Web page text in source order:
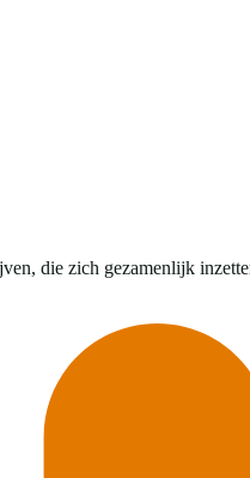
die zich gezamenlijk